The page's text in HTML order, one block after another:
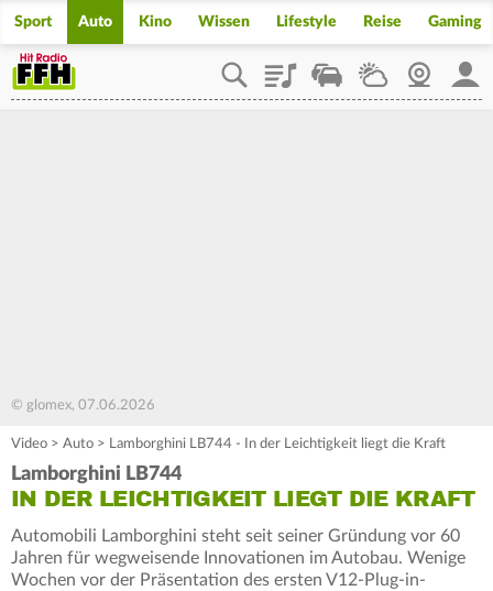
Sport Auto Kino Wissen Lifestyle Reise Gaming
PlaylistStaupilotWetterWebcam
© glomex, 07.06.2026
Video > Auto > Lamborghini LB744 - In der Leichtigkeit liegt die Kraft
Lamborghini LB744
IN DER LEICHTIGKEIT LIEGT DIE KRAFT
Automobili Lamborghini steht seit seiner Gründung vor 60
Jahren für wegweisende Innovationen im Autobau. Wenige
Wochen vor der Präsentation des ersten V12-Plug-in-